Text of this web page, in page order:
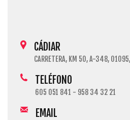
CÁDIAR
CARRETERA, KM 50, A-348,
TELÉFONO
605 051 841 - 958 34 32 21
EMAIL